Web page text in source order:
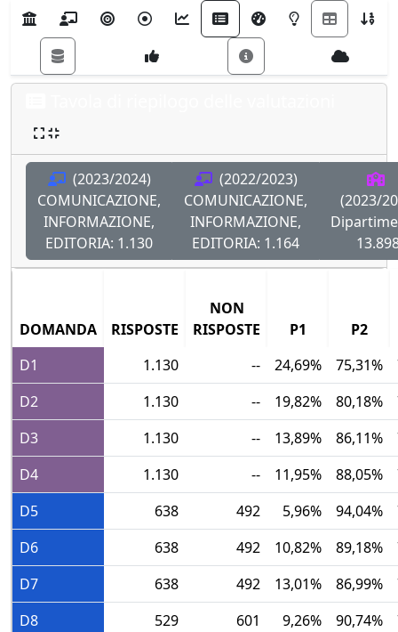
(2023/2024)
COMUNICAZIONE,
INFORMAZIONE,
EDITORIA: 1.130
(2022/2023)
COMUNICAZIONE,
INFORMAZIONE,
EDITORIA: 1.164
(2023/
DOMANDA RISPOSTE
NON
RISPOSTE
P1
P2
D1
1.130 -- 24,69% 75,31%
D2
1.130 -- 19,82% 80,18%
D3
1.130 -- 13,89% 86,11%
D4
1.130 -- 11,95% 88,05%
D5
638 492 5,96% 94,04%
D6
638 492 10,82% 89,18%
D7
638 492 13,01% 86,99%
D8
529 601 9,26% 90,74%